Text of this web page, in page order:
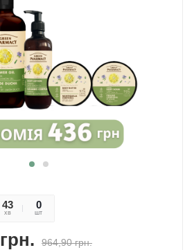
43
хв
24
сек
0
шт
грн. 964,90грн.